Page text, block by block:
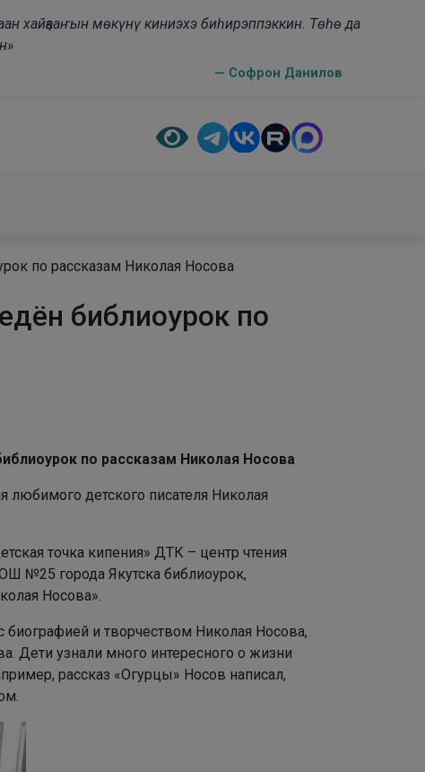
хайҕааҥын мөкүнү киниэхэ биһирэппэккин. Төһө да
— Софрон Данилов
по рассказам Николая Носова
библиоурок по
по рассказам Николая Носова
любимого детского писателя Николая
точка кипения» ДТК – центр чтения
№25 города Якутска библиоурок,
Носова».
и творчеством Николая Носова,
Дети узнали много интересного о жизни
рассказ «Огурцы» Носов написал,